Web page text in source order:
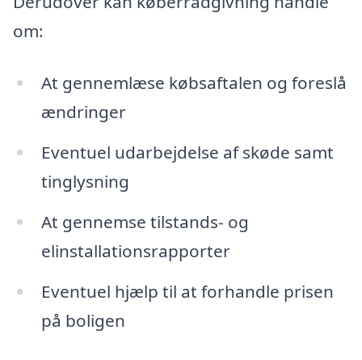
om:
At gennemlæse købsaftalen og foreslå
ændringer
Eventuel udarbejdelse af skøde samt
tinglysning
At gennemse tilstands- og
elinstallationsrapporter
Eventuel hjælp til at forhandle prisen
på boligen